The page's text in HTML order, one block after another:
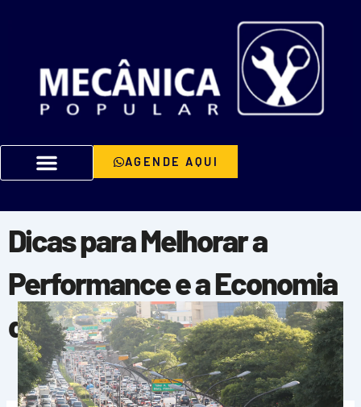
AGENDE AQUI
Dicas para Melhorar a
Performance e a Economia
de Combustível